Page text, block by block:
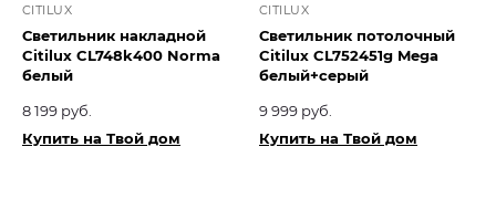
CITILUX
Светильник накладной
Citilux CL748k400 Norma
белый
8 199 руб.
Купить на Твой дом
CITILUX
Светильник потолочный
Citilux CL752451g Mega
белый+серый
9 999 руб.
Купить на Твой дом